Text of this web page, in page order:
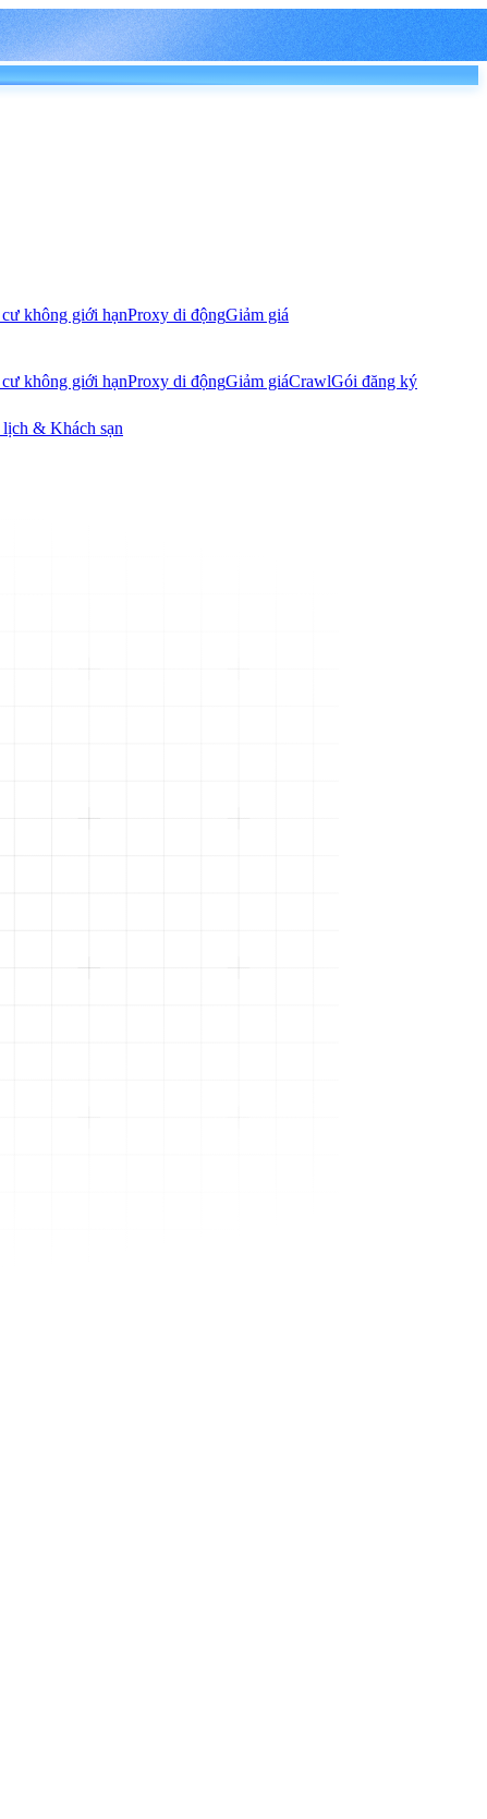
không giới hạnProxy di độngGiảm giá
không giới hạnProxy di độngGiảm giáCrawlGói đăng ký
& Khách sạn